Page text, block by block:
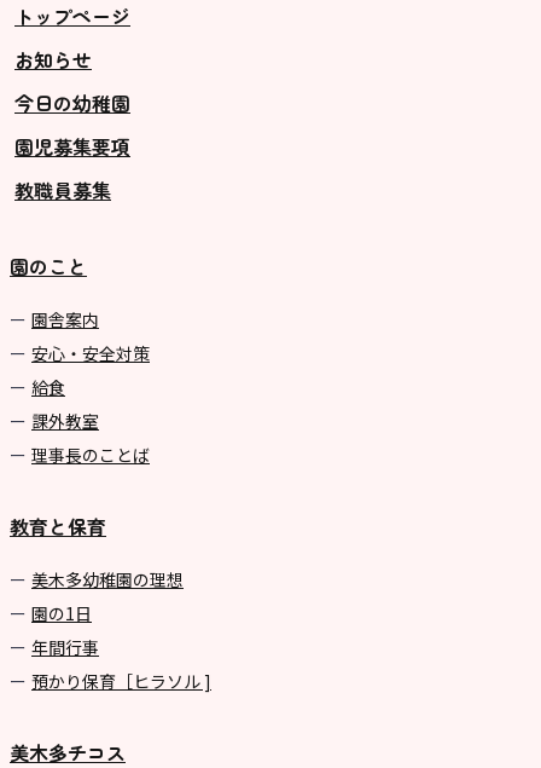
トップページ
お知らせ
今日の幼稚園
園児募集要項
教職員募集
園のこと
園舎案内
安心・安全対策
給食
課外教室
理事長のことば
教育と保育
美⽊多幼稚園の理想
園の1⽇
年間⾏事
預かり保育［ヒラソル ]
美木多チコス
ス ]
2歳児ひとり登園［ゆず組 ]
グループ施設・
関係先リンク
学校法⼈諏訪森学園 諏訪森幼稚
園
⼤阪府私⽴幼稚園連盟
社会福祉法人野田福祉会